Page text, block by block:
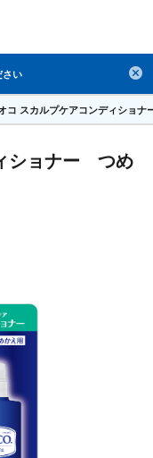
熱中症対策
ダーマセプトRX
用途から探す
お問い合わせ
検索
さい
コ スカルプケアコンディショ
ショナー つめ